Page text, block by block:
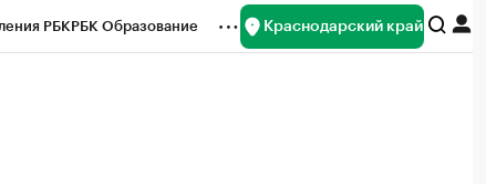
РБКРБК Образование Краснодарский край